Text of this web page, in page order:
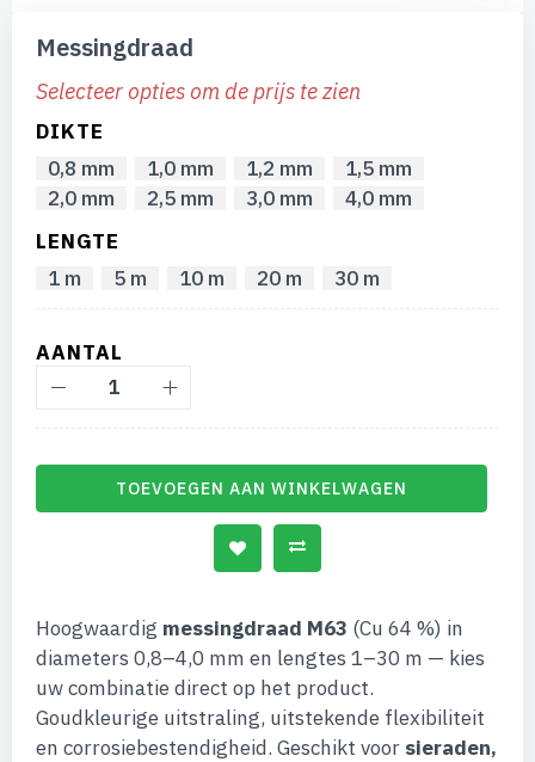
naar
begin
afbeeldingen-
gallerij
Messingdraad
Selecteer opties om de prijs te zien
DIKTE
0,8 mm
1,0 mm 1,2 mm
1,5 mm
2,0 mm
2,5 mm 3,0 mm
4,0 mm
LENGTE
1 m
5 m 10 m 20 m 30 m
AANTAL
TOEVOEGEN AAN WINKELWAGEN
Hoogwaardig messingdraad M63 (Cu 64 %) in
diameters 0,8–4,0 mm en lengtes 1–30 m — kies
uw combinatie direct op het product.
Goudkleurige uitstraling, uitstekende flexibiliteit
en corrosiebestendigheid. Geschikt voor sieraden,